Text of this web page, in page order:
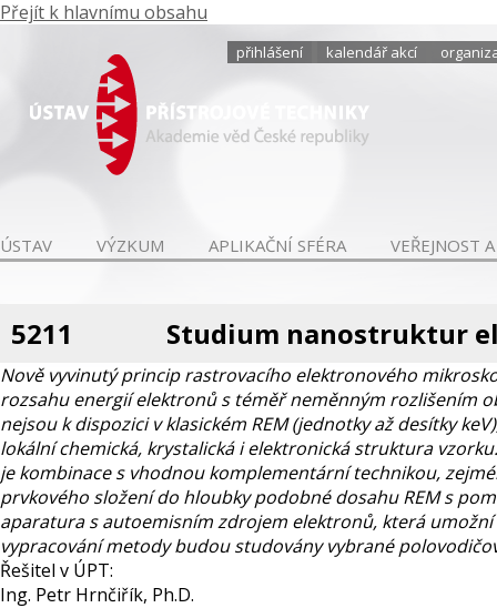
Přejít k hlavnímu obsahu
přihlášení kalendář akcí
ÚSTAV VÝZKUM APLIKAČNÍ SFÉRA VEŘEJNOST
5211 Studium nanostruktur
Nově vyvinutý princip rastrovacího elektronového
rozsahu energií elektronů s téměř neměnným rozlišením
nejsou k dispozici v klasickém REM (jednotky až desítky
lokální chemická, krystalická i elektronická struktura
je kombinace s vhodnou komplementární technikou,
prvkového složení do hloubky podobné dosahu REM s
aparatura s autoemisním zdrojem elektronů, která
vypracování metody budou studovány vybrané
Řešitel v ÚPT:
Ing. Petr Hrnčiřík, Ph.D.